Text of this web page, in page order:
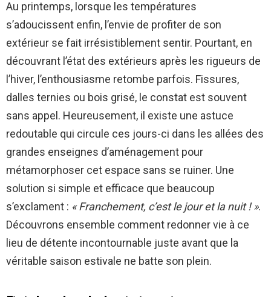
Au printemps, lorsque les températures
s’adoucissent enfin, l’envie de profiter de son
extérieur se fait irrésistiblement sentir. Pourtant, en
découvrant l’état des extérieurs après les rigueurs de
l’hiver, l’enthousiasme retombe parfois. Fissures,
dalles ternies ou bois grisé, le constat est souvent
sans appel. Heureusement, il existe une astuce
redoutable qui circule ces jours-ci dans les allées des
grandes enseignes d’aménagement pour
métamorphoser cet espace sans se ruiner. Une
solution si simple et efficace que beaucoup
s’exclament : « Franchement, c’est le jour et la nuit ! ».
Découvrons ensemble comment redonner vie à ce
lieu de détente incontournable juste avant que la
véritable saison estivale ne batte son plein.